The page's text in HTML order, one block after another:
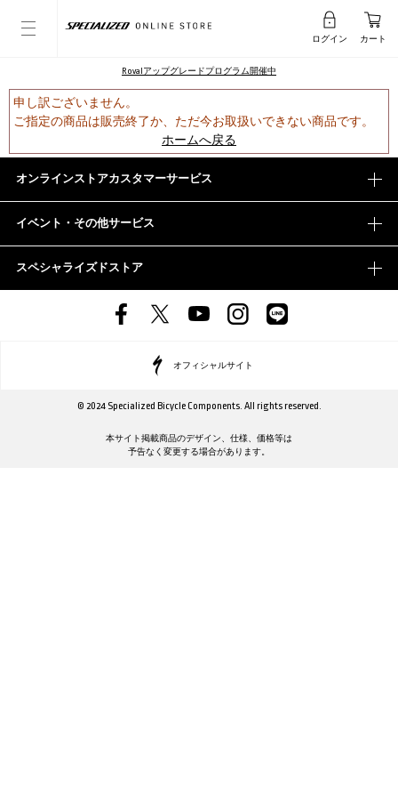
ログイン カート
Rovalアップグレードプログラム開催中
申し訳ございません。
ご指定の商品は販売終了か、ただ今お取扱いできない商品です。
ホームへ戻る
オンラインストアカスタマーサービス
イベント・その他サービス
スペシャライズドストア
オフィシャルサイト
© 2024 Specialized Bicycle Components. All rights reserved.
本サイト掲載商品のデザイン、仕様、価格等は
予告なく変更する場合があります。